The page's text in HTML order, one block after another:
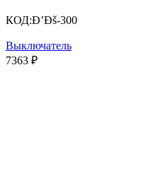
КОД:Ð’Ðš-300
Выключатель
7363 ₽